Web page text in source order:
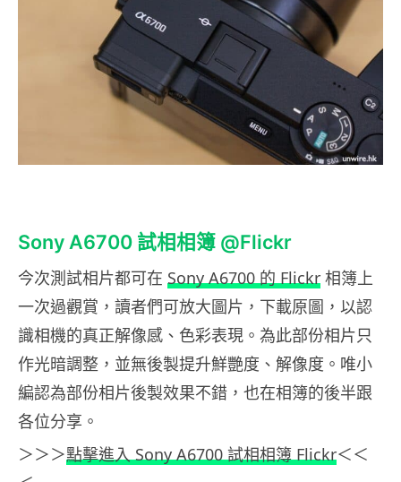
Sony A6700 試相相簿 @Flickr
今次測試相片都可在 Sony A6700 的 Flickr 相簿上
一次過觀賞，讀者們可放大圖片，下載原圖，以認
識相機的真正解像感、色彩表現。為此部份相片只
作光暗調整，並無後製提升鮮艷度、解像度。唯小
編認為部份相片後製效果不錯，也在相簿的後半跟
各位分享。
＞＞＞點擊進入 Sony A6700 試相相簿 Flickr＜＜